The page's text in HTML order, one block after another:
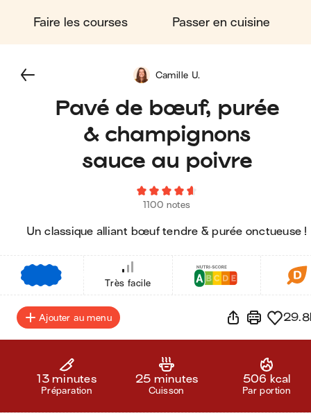
Faire les courses Passer en cuisine
Pavé de bœuf, purée
& champignons
sauce au poivre
1100 notes
Un classique alliant bœuf tendre & purée onctueuse !
Camille U.
Très facile
Ajouter au menu
13 minutes
Préparation
25 minutes
Cuisson
506 kcal
Par portion